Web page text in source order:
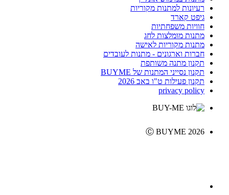
רעיונות למתנות מקוריות
גיפט קארד
חוויות משפחתיות
מתנות מומלצות לחג
מתנות מקוריות לאישה
חברות וארגונים - מתנות לעובדים
תקנון מתנה משותפת
תקנון נסייני המתנות של BUYME
תקנון פעילות ט"ו באב 2026
privacy policy
Ⓒ BUYME 2026